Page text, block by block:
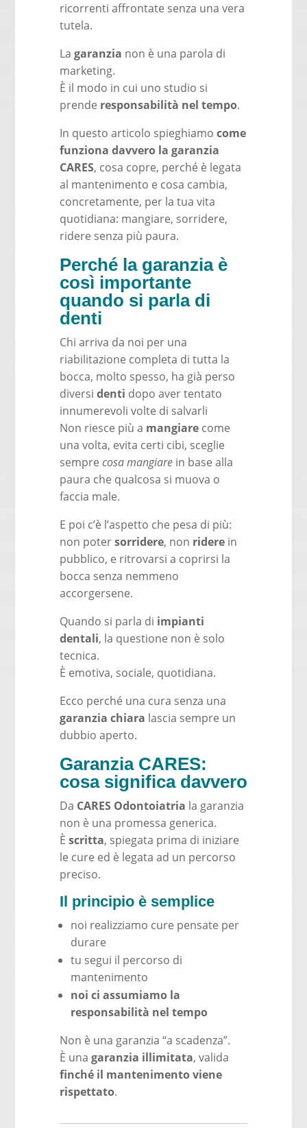
ricorrenti affrontate senza una vera
tutela.
La garanzia non è una parola di
marketing.
È il modo in cui uno studio si
prende responsabilità nel tempo.
In questo articolo spieghiamo come
funziona davvero la garanzia
CARES, cosa copre, perché è legata
al mantenimento e cosa cambia,
concretamente, per la tua vita
quotidiana: mangiare, sorridere,
ridere senza più paura.
Perché la garanzia è
così importante
quando si parla di
denti
Chi arriva da noi per una
riabilitazione completa di tutta la
bocca, molto spesso, ha già perso
diversi denti dopo aver tentato
innumerevoli volte di salvarli
Non riesce più a mangiarecome
una volta, evita certi cibi, sceglie
sempre cosa mangiarein base alla
paura che qualcosa si muova o
faccia male.
E poi c’è l’aspetto che pesa di più:
non potersorridere, non riderein
pubblico, e ritrovarsi a coprirsi la
bocca senza nemmeno
accorgersene.
Quando si parla di impianti
dentali, la questione non è solo
tecnica.
È emotiva, sociale, quotidiana.
Ecco perché una cura senza una
garanzia chiara lascia sempre un
dubbio aperto.
Garanzia CARES:
cosa significa davvero
Da CARES Odontoiatria la garanzia
non è una promessa generica.
È scritta, spiegata prima di iniziare
le cure ed è legata ad un percorso
preciso.
Il principio è semplice
noi realizziamo cure pensate per
durare
tu segui il percorso di
mantenimento
noi ci assumiamo la
responsabilità nel tempo
Non è una garanzia “a scadenza”.
È una garanzia illimitata, valida
finché il mantenimento viene
rispettato.